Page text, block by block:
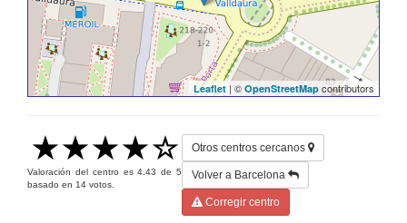
Leaflet | © OpenStreetMap contributors
Valoración del centro es4.43 de5
basado en 14 votos.
Otros centros cercanos
Volver a Barcelona
Corregir centro